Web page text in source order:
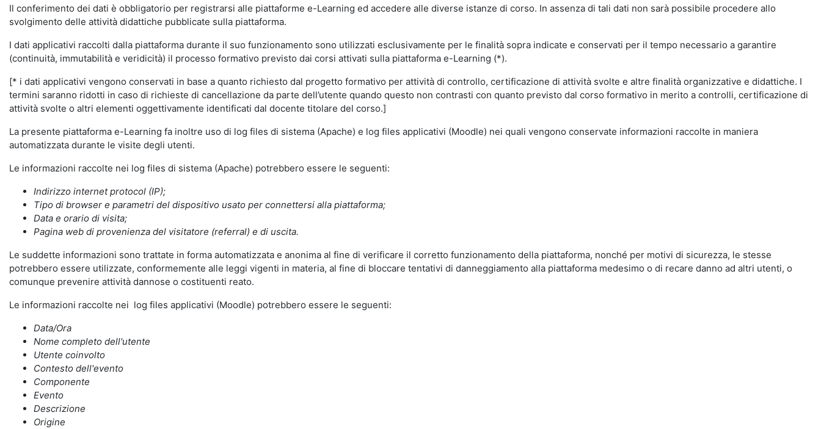
Il conferimento dei dati è obbligatorio per registrarsi alle piattaforme e-Learning ed accedere alle diverse istanze di corso. In assenza di tali dati non sarà possibile procedere allo
svolgimento delle attività didattiche pubblicate sulla piattaforma.
I dati applicativi raccolti dalla piattaforma durante il suo funzionamento sono utilizzati esclusivamente per le finalità sopra indicate e conservati per il tempo necessario a garantire
(continuità, immutabilità e veridicità) il processo formativo previsto dai corsi attivati sulla piattaforma e-Learning (*).
[* i dati applicativi vengono conservati in base a quanto richiesto dal progetto formativo per attività di controllo, certificazione di attività svolte e altre finalità organizzative e didattiche. I
termini saranno ridotti in caso di richieste di cancellazione da parte dell’utente quando questo non contrasti con quanto previsto dal corso formativo in merito a controlli, certificazione di
attività svolte o altri elementi oggettivamente identificati dal docente titolare del corso.]
La presente piattaforma e-Learning fa inoltre uso di log files di sistema (Apache) e log files applicativi (Moodle) nei quali vengono conservate informazioni raccolte in maniera
automatizzata durante le visite degli utenti.
Le informazioni raccolte nei log files di sistema (Apache) potrebbero essere le seguenti:
Indirizzo internet protocol (IP);
Tipo di browser e parametri del dispositivo usato per connettersi alla piattaforma;
Data e orario di visita;
Pagina web di provenienza del visitatore (referral) e di uscita.
Le suddette informazioni sono trattate in forma automatizzata e anonima al fine di verificare il corretto funzionamento della piattaforma, nonché per motivi di sicurezza, le stesse
potrebbero essere utilizzate, conformemente alle leggi vigenti in materia, al fine di bloccare tentativi di danneggiamento alla piattaforma medesimo o di recare danno ad altri utenti, o
comunque prevenire attività dannose o costituenti reato.
Le informazioni raccolte nei log files applicativi (Moodle) potrebbero essere le seguenti:
Data/Ora
Nome completo dell'utente
Utente coinvolto
Contesto dell'evento
Componente
Evento
Descrizione
Origine